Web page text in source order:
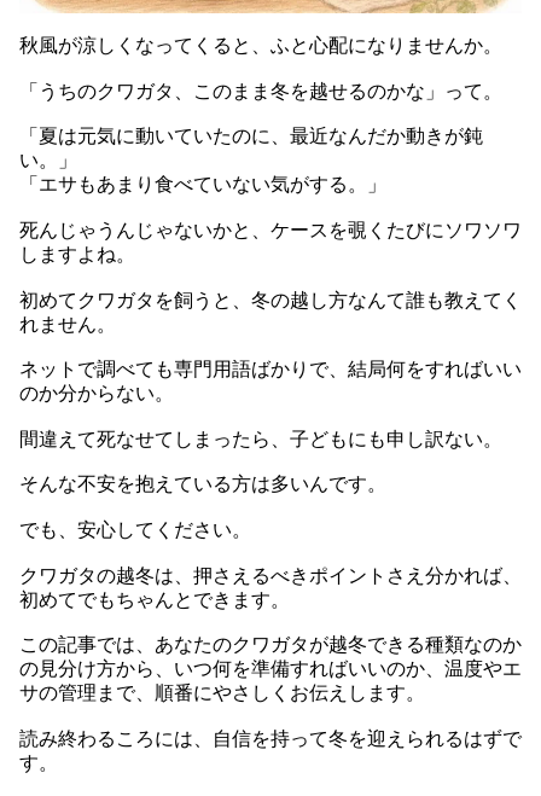
秋風が涼しくなってくると、ふと心配になりませんか。
「うちのクワガタ、このまま冬を越せるのかな」って。
「夏は元気に動いていたのに、最近なんだか動きが鈍
い。」
「エサもあまり食べていない気がする。」
死んじゃうんじゃないかと、ケースを覗くたびにソワソワ
しますよね。
初めてクワガタを飼うと、冬の越し方なんて誰も教えてく
れません。
ネットで調べても専門用語ばかりで、結局何をすればいい
のか分からない。
間違えて死なせてしまったら、子どもにも申し訳ない。
そんな不安を抱えている方は多いんです。
でも、安心してください。
クワガタの越冬は、押さえるべきポイントさえ分かれば、
初めてでもちゃんとできます。
この記事では、あなたのクワガタが越冬できる種類なのか
の見分け方から、いつ何を準備すればいいのか、温度やエ
サの管理まで、順番にやさしくお伝えします。
読み終わるころには、自信を持って冬を迎えられるはずで
す。